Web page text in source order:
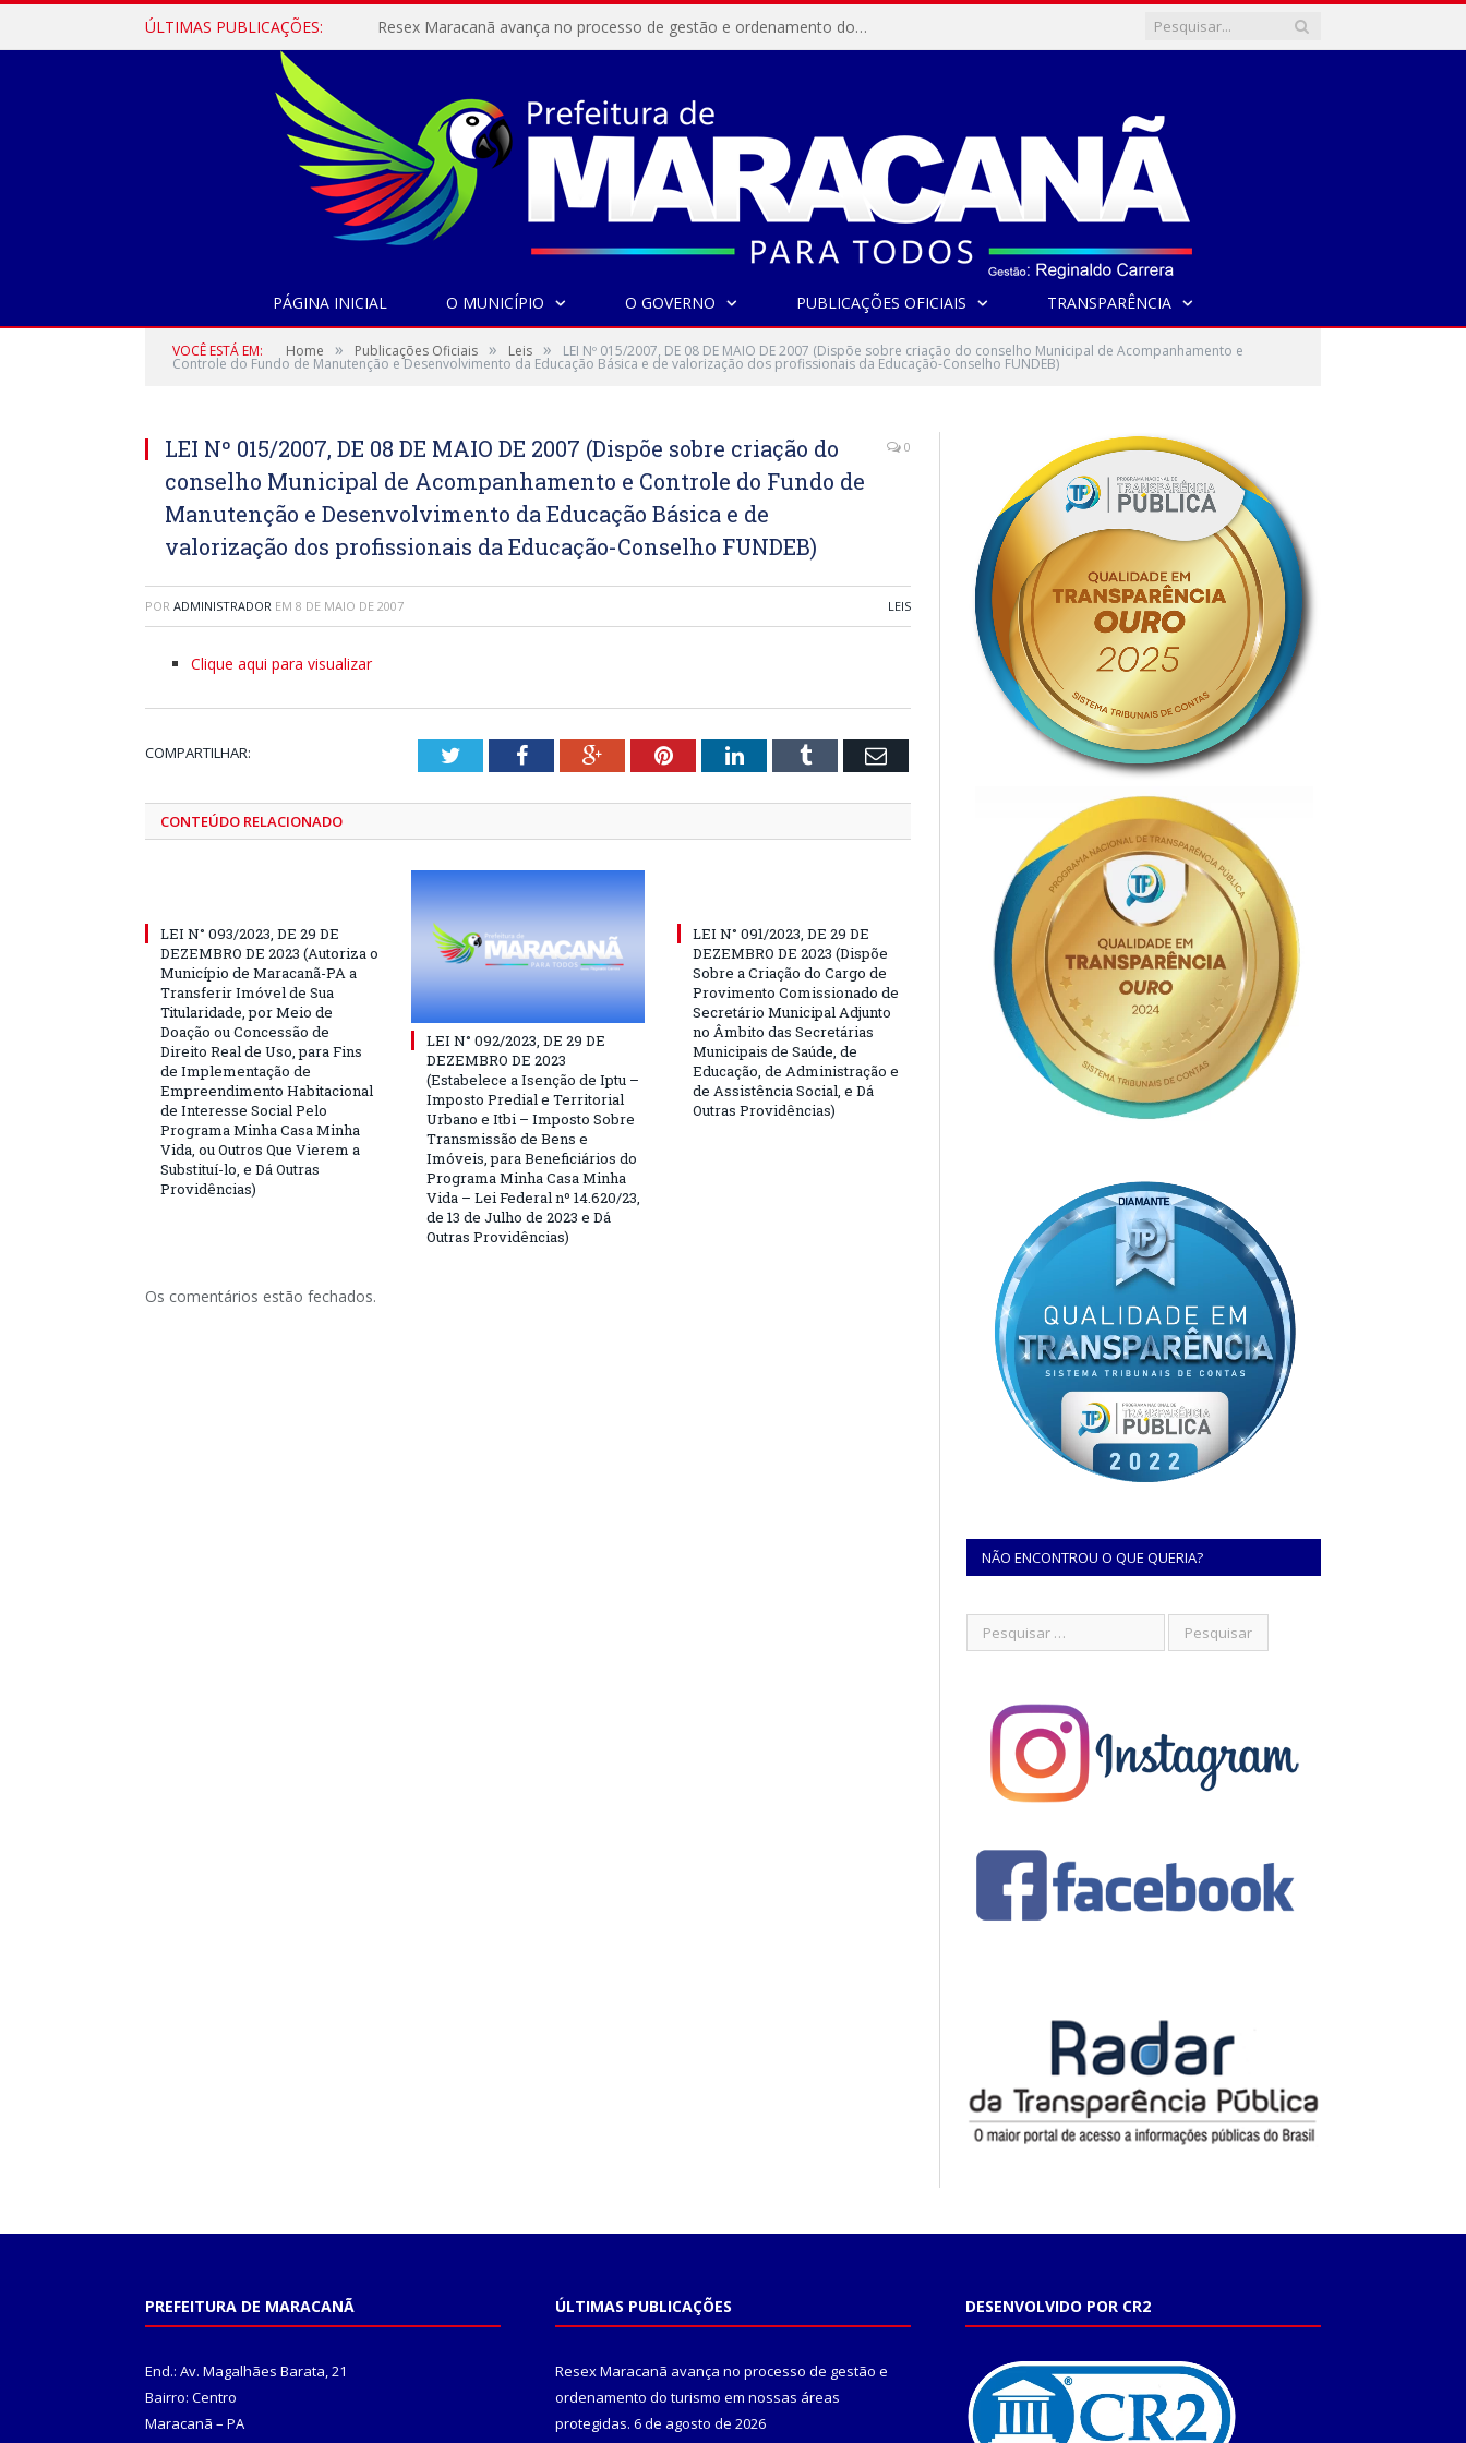
ÚLTIMAS PUBLICAÇÕES: Resex Maracanã avança no processo de gestão e ordenamento do turismo em nossas áreas protegidas.
PÁGINA INICIAL O MUNICÍPIO O GOVERNO PUBLICAÇÕES OFICIAIS TRANSPARÊNCIA
VOCÊ ESTÁ EM: Home » Publicações Oficiais » Leis » LEI Nº 015/2007, DE 08 DE MAIO DE 2007 (Dispõe sobre criação do conselho Municipal de Acompanhamento e
Controle do Fundo de Manutenção e Desenvolvimento da Educação Básica e de valorização dos profissionais da Educação-Conselho FUNDEB)
LEI Nº 015/2007, DE 08 DE MAIO DE 2007 (Dispõe sobre criação do
conselho Municipal de Acompanhamento e Controle do Fundo de
Manutenção e Desenvolvimento da Educação Básica e de
valorização dos profissionais da Educação-Conselho FUNDEB)
0
POR ADMINISTRADOR EM 8 DE MAIO DE 2007 LEIS
Clique aqui para visualizar
COMPARTILHAR: TwitterFacebookGoogle+PinterestLinkedInTumblr Email
CONTEÚDO RELACIONADO
LEI N° 093/2023, DE 29 DE
DEZEMBRO DE 2023 (Autoriza o
Município de Maracanã-PA a
Transferir Imóvel de Sua
Titularidade, por Meio de
Doação ou Concessão de
Direito Real de Uso, para Fins
de Implementação de
Empreendimento Habitacional
de Interesse Social Pelo
Programa Minha Casa Minha
Vida, ou Outros Que Vierem a
Substituí-lo, e Dá Outras
Providências)
LEI N° 092/2023, DE 29 DE
DEZEMBRO DE 2023
(Estabelece a Isenção de Iptu –
Imposto Predial e Territorial
Urbano e Itbi – Imposto Sobre
Transmissão de Bens e
Imóveis, para Beneficiários do
Programa Minha Casa Minha
Vida – Lei Federal nº 14.620/23,
de 13 de Julho de 2023 e Dá
Outras Providências)
LEI N° 091/2023, DE 29 DE
DEZEMBRO DE 2023 (Dispõe
Sobre a Criação do Cargo de
Provimento Comissionado de
Secretário Municipal Adjunto
no Âmbito das Secretárias
Municipais de Saúde, de
Educação, de Administração e
de Assistência Social, e Dá
Outras Providências)
Os comentários estão fechados.
NÃO ENCONTROU O QUE QUERIA?
PREFEITURA DE MARACANÃ
End.: Av. Magalhães Barata, 21
Bairro: Centro
Maracanã – PA
ÚLTIMAS PUBLICAÇÕES
Resex Maracanã avança no processo de gestão e
ordenamento do turismo em nossas áreas
protegidas. 6 de agosto de 2026
DESENVOLVIDO POR CR2